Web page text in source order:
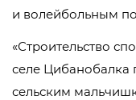
и волейбольным
«Строительство
селе Цибанобалка
сельским